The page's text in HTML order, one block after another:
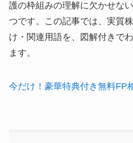
護の枠組みの理解に欠かせな
つです。この記事では、実質
け・関連用語を、図解付きで
ます。
今だけ！豪華特典付き無料FP